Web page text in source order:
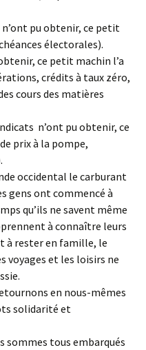
pu obtenir, ce petit
électorales).
ce petit machin l’a
crédits à taux zéro,
cours des matières
n’ont pu obtenir, ce
prix à la pompe,
occidental le carburant
gens ont commencé à
qu’ils ne savent même
à connaître leurs
à rester en famille, le
voyages et les loisirs ne
en nous-mêmes
solidarité et
sommes tous embarqués